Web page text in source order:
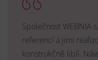
Společnost WEBNIA
referencí a jimi
konstrukčně libíl.